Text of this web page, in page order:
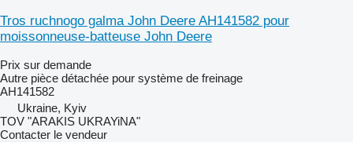
Tros ruchnogo galma John Deere AH141582 pour
moissonneuse-batteuse John Deere
Prix sur demande
Autre pièce détachée pour système de freinage
AH141582
Ukraine, Kyiv
TOV "ARAKIS UKRAYiNA"
Contacter le vendeur